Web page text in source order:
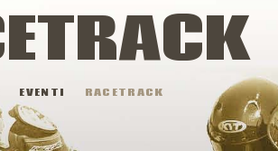
EVENTI RACETRACK